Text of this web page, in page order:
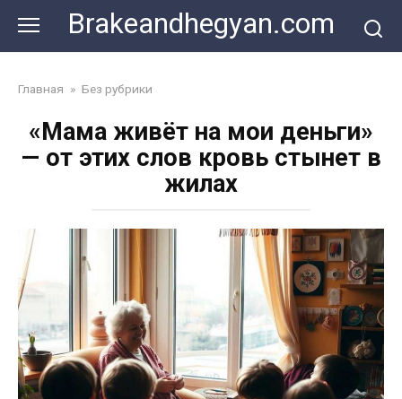
content
Brakeandhegyan.com
Главная » Без рубрики
«Мама живёт на мои деньги»
— от этих слов кровь стынет в
жилах